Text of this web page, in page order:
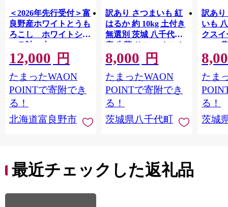
＜2026年先行受付＞富
良野産ホワイトとうも
ろこし ホワイトショ
コラ計10本
【1678459】
12,000 円
たまったWAON
POINTで寄附でき
る！
北海道富良野市
訳あり さつまいも 紅
はるか 約 10kg 土付き
無選別 茨城 八千代町
産 生芋 サツマイモ さ
つま芋 焼き芋 やきい
も 芋 イモ 野菜 不揃い
規格外 長期熟成 おや
つ デザート 秋 旬 農家
直送 【 先行予約 2026
年10月下旬以降発送
】 [AX010ya]
8,000 円
たまったWAON
POINTで寄附でき
る！
茨城県八千代町
訳あり
いも
クス
10kg
モ 芋
ート 秋 【 先行
2026
送 】
たま
る！
茨城
最近チェックした返礼品